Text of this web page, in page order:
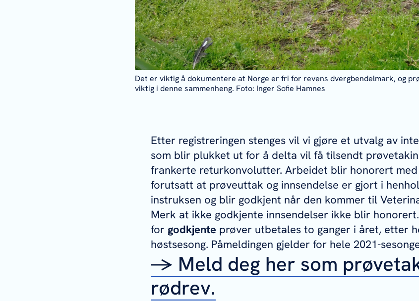
Det er viktig å dokumentere at Norge er fri for revens dvergbendelmark, og
viktig i denne sammenheng. Foto: Inger Sofie Hamnes
Etter registreringen stenges vil vi gjøre et utvalg av
som blir plukket ut for å delta vil få tilsendt
frankerte returkonvolutter. Arbeidet blir honorert
forutsatt at prøveuttak og innsendelse er gjort i
instruksen og blir godkjent når den kommer til
Merk at ikke godkjente innsendelser ikke blir
for godkjente prøver utbetales to ganger i året, etter
høstsesong. Påmeldingen gjelder for hele 2021-
→ Meld deg her som
rødrev.